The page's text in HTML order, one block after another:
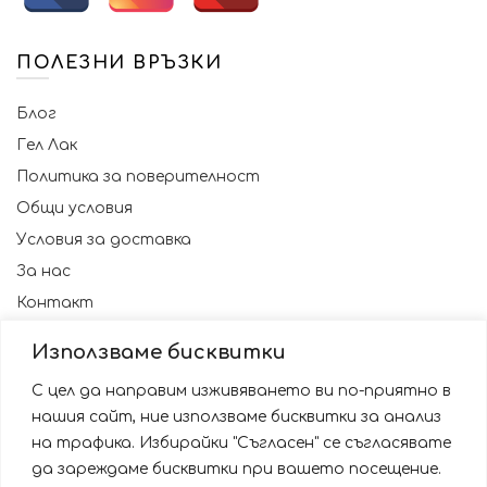
Използваме бисквитки
С цел да направим изживяването ви по-приятно в
нашия сайт, ние използваме бисквитки за анализ
на трафика. Избирайки "Съгласен" се съгласявате
да зареждаме бисквитки при вашето посещение.
ПОЛЕЗНИ ВРЪЗКИ
Блог
Гел Лак
Политика за поверителност
Общи условия
Условия за доставка
За нас
Контакт